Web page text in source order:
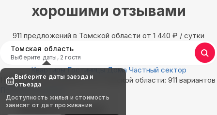
хорошими отзывами
911 предложений в Томской области oт 1 440 ₽ / сутки
Томская область
Выберите даты, 2 гостя
Квартиры Гостиницы Дома Частный сектор
Найдём, где остановиться в Томской области: 911 вариантов
Показать на карте
Выбирайте лучшее
Выберите даты заезда и
отъезда
Доступность жилья и стоимость
зависят от дат проживания